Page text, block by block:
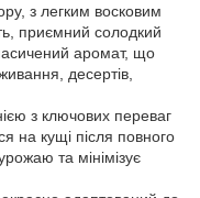
з легким восковим
приємний солодкий
аромат, що
десертів,
з ключових переваг
на кущі після повного
та мінімізує